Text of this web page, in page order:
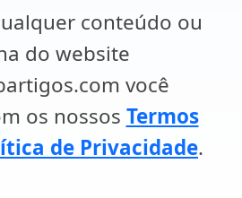
conteúdo ou
do website
você
os nossos Termos
de Privacidade.